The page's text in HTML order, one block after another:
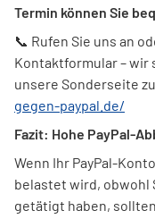
Termin können Sie
📞 Rufen Sie uns an
Kontaktformular – wir
unsere Sonderseite
gegen-paypal.de/
Fazit: Hohe PayPal-
Wenn Ihr PayPal-
belastet wird, obwohl
getätigt haben,